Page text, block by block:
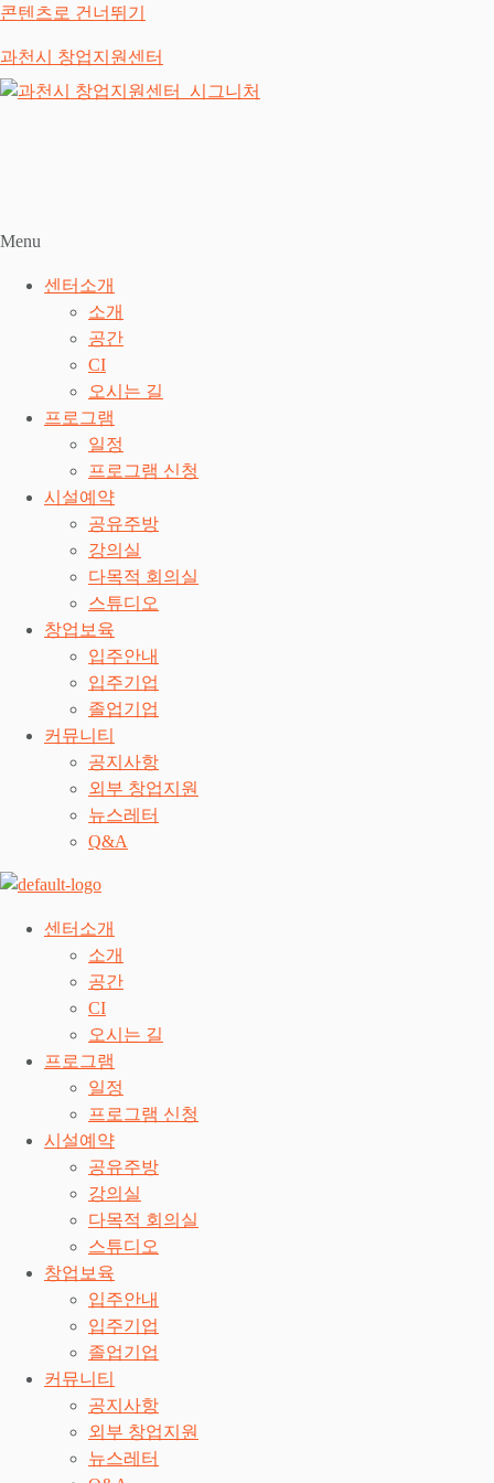
콘텐츠로 건너뛰기
과천시 창업지원센터
Menu
센터소개
소개
공간
CI
오시는 길
프로그램
일정
프로그램 신청
시설예약
공유주방
강의실
다목적 회의실
스튜디오
창업보육
입주안내
입주기업
졸업기업
커뮤니티
공지사항
외부 창업지원
뉴스레터
Q&A
센터소개
소개
공간
CI
오시는 길
프로그램
일정
프로그램 신청
시설예약
공유주방
강의실
다목적 회의실
스튜디오
창업보육
입주안내
입주기업
졸업기업
커뮤니티
공지사항
외부 창업지원
뉴스레터